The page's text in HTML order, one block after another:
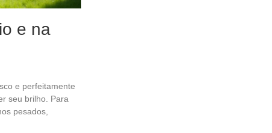
e na
e perfeitamente
seu brilho. Para
pesados,